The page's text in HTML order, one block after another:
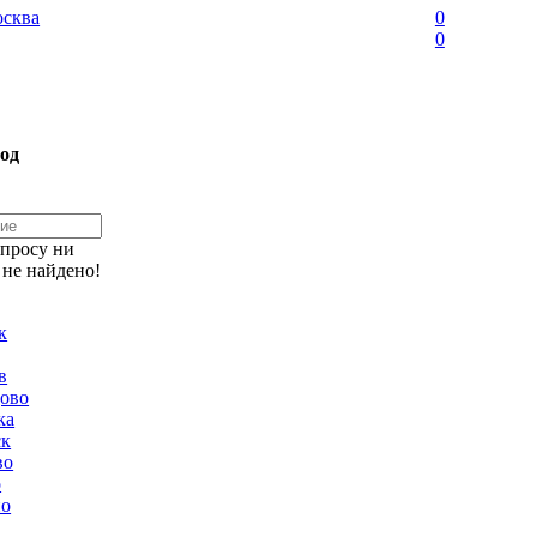
0
0
ни
найдено!